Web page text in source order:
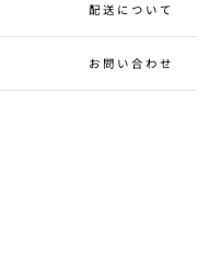
配送について
お問い合わせ